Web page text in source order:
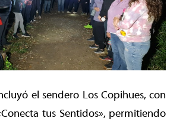
el sendero Los Copihues, con
tus Sentidos», permitiendo